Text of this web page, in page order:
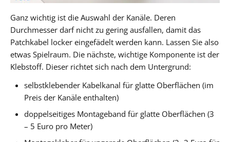
Ganz wichtig ist die Auswahl der Kanäle. Deren
Durchmesser darf nicht zu gering ausfallen, damit das
Patchkabel locker eingefädelt werden kann. Lassen Sie also
etwas Spielraum. Die nächste, wichtige Komponente ist der
Klebstoff. Dieser richtet sich nach dem Untergrund:
selbstklebender Kabelkanal für glatte Oberflächen (im
Preis der Kanäle enthalten)
doppelseitiges Montageband für glatte Oberflächen (3
– 5 Euro pro Meter)